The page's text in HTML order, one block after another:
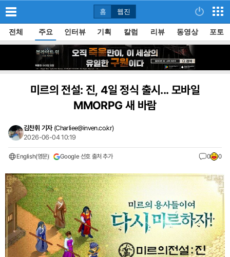
홈 웹진
전체 주요 인터뷰 기획 칼럼 리뷰 동영상 포토
미르의 전설: 진, 4일 정식 출시... 모바일
MMORPG 새 바람
김찬휘 기자 (Charliee@inven.co.kr)
2026-06-04 10:19
English(영문) Google 선호 출처 추가 0 0